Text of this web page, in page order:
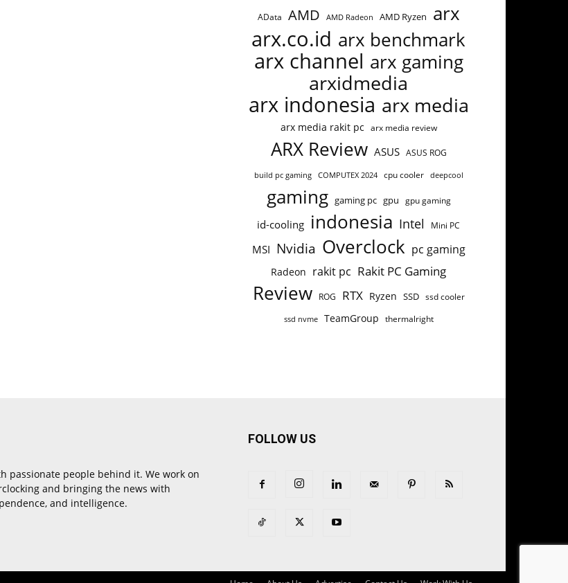
AData AMD AMD Radeon AMD Ryzen arx
arx.co.id arx benchmark
arx channel arx gaming
arxidmedia
arx indonesia arx media
arx media rakit pc arx media review
ARX Review ASUS ASUS ROG
build pc gaming COMPUTEX 2024 cpu cooler deepcool
gaming gaming pc gpu gpu gaming
id-cooling indonesia Intel Mini PC
MSI Nvidia Overclock pc gaming
Radeon rakit pc Rakit PC Gaming
Review ROG RTX Ryzen SSD ssd cooler
ssd nvme TeamGroup thermalright
passionate people behind it. We work on
and bringing the news with
and intelligence.
FOLLOW US